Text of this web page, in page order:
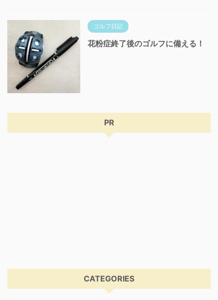
ゴルフ日記
花粉症終了後のゴルフに備える！
PR
CATEGORIES